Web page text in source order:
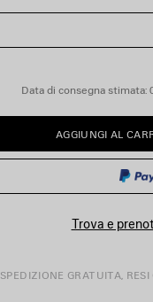
Data di consegna stimata:
AGGIUNGI AL
Trova e
SPEDIZIONE GRATUITA,